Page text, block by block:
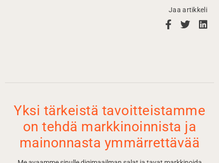
Jaa artikkeli
Yksi tärkeistä tavoitteistamme
on tehdä markkinoinnista ja
mainonnasta ymmärrettävää